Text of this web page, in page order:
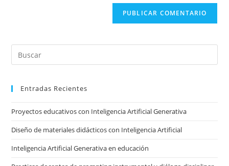
Entradas Recientes
Proyectos educativos con Inteligencia Artificial Generativa
Diseño de materiales didácticos con Inteligencia Artificial
Inteligencia Artificial Generativa en educación